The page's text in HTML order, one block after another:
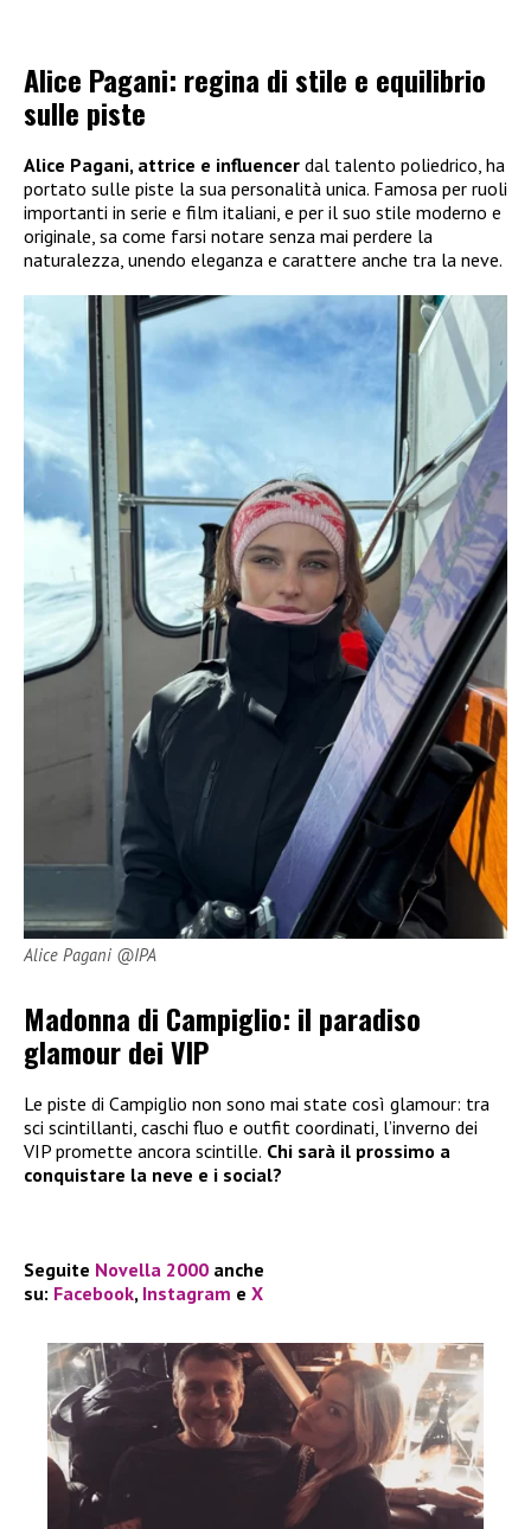
Alice Pagani: regina di stile e equilibrio
sulle piste
Alice Pagani, attrice e influencer dal talento poliedrico, ha
portato sulle piste la sua personalità unica. Famosa per ruoli
importanti in serie e film italiani, e per il suo stile moderno e
originale, sa come farsi notare senza mai perdere la
naturalezza, unendo eleganza e carattere anche tra la neve.
Alice Pagani @IPA
Madonna di Campiglio: il paradiso
glamour dei VIP
Le piste di Campiglio non sono mai state così glamour: tra
sci scintillanti, caschi fluo e outfit coordinati, l’inverno dei
VIP promette ancora scintille. Chi sarà il prossimo a
conquistare la neve e i social?
Seguite Novella 2000 anche
su: Facebook, Instagram e X